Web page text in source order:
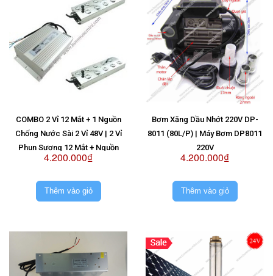
COMBO 2 Vỉ 12 Mắt + 1 Nguồn
Chống Nước Sài 2 Vỉ 48V | 2 Vỉ
Phun Sương 12 Mắt + Nguồn
Chống Nước Sài 2 Vỉ 48V
4.200.000₫
Thêm vào giỏ
Bơm Xăng Dầu Nhớt 220V DP-
8011 (80L/P) | Máy Bơm DP8011
220V
4.200.000₫
Thêm vào giỏ